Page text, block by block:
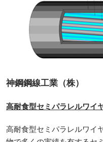
神鋼鋼線工業（株）
高耐食型セミパラレルワイ
高耐食型セミパラレルワイ